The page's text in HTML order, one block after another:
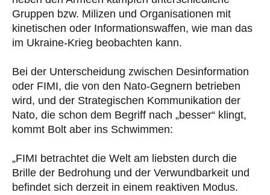
Gruppen bzw. Milizen und Organisationen mit
kinetischen oder Informationswaffen, wie man das
im Ukraine-Krieg beobachten kann.
Bei der Unterscheidung zwischen Desinformation
oder FIMI, die von den Nato-Gegnern betrieben
wird, und der Strategischen Kommunikation der
Nato, die schon dem Begriff nach „besser“ klingt,
kommt Bolt aber ins Schwimmen:
„FIMI betrachtet die Welt am liebsten durch die
Brille der Bedrohung und der Verwundbarkeit und
befindet sich derzeit in einem reaktiven Modus.